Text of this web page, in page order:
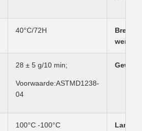
40°C/72H
28 ± 5 g/10 min;
Voorwaarde:ASTMD1238-
04
100°C -100°C Lange